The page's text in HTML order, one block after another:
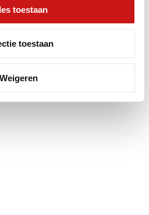
toestaan
toestaan
Weigeren